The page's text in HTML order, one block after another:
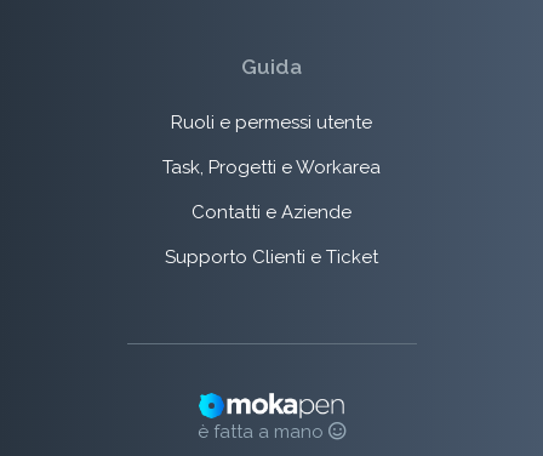
Guida
Ruoli e permessi utente
Task, Progetti e Workarea
Contatti e Aziende
Supporto Clienti e Ticket
è fatta a mano